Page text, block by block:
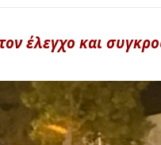
έλεγχο και